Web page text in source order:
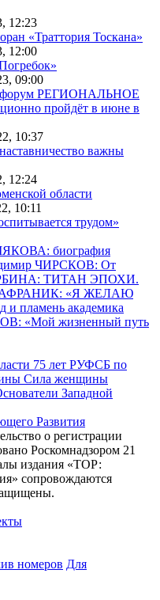
12:23
«Траттория Тоскана»
12:00
09:00
форум РЕГИОНАЛЬНОЕ
пройдёт в июне в
10:37
важны
12:24
области
10:11
трудом»
биография
ЧИРСКОВ: От
ТИТАН ЭПОХИ.
«Я ЖЕЛАЮ
и пламень академика
«Мой жизненный путь
75 лет РУФСБ по
Сила женщины
Западной
Развития
о регистрации
Роскомнадзором 21
издания «ТОР:
сопровождаются
номеров Для